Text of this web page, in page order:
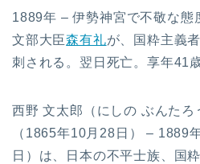
1889年 – 伊勢神宮で不敬な態
文部大臣森有礼が、国粋主義
刺される。翌日死亡。享年41歳
西野 文太郎（にしの ぶんたろ
（1865年10月28日） – 1889
日）は、日本の不平士族、国